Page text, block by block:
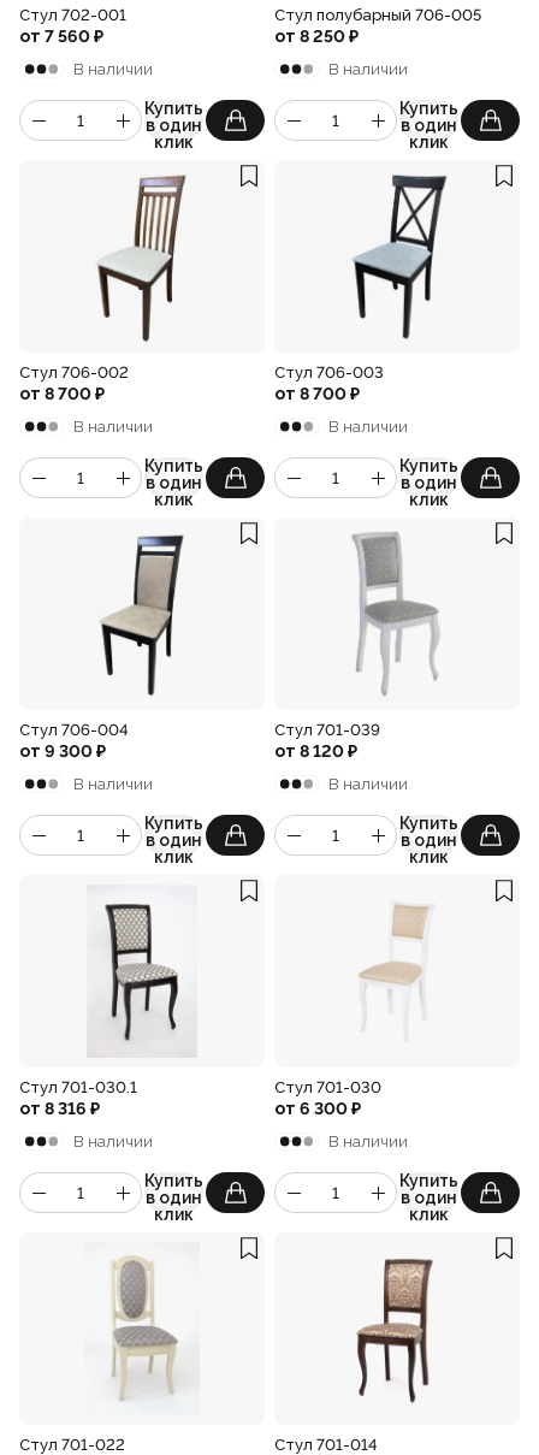
Стул 702-001
от 7 560₽
В наличии
Купить
в один
клик
Стул полубарный 706-005
от 8 250₽
В наличии
Купить
в один
клик
Стул 706-002
от 8 700₽
В наличии
Купить
в один
клик
Стул 706-003
от 8 700₽
В наличии
Купить
в один
клик
Стул 706-004
от 9 300₽
В наличии
Купить
в один
клик
Стул 701-039
от 8 120₽
В наличии
Купить
в один
клик
Стул 701-030.1
от 8 316 ₽
В наличии
Купить
в один
клик
Стул 701-030
от 6 300₽
В наличии
Купить
в один
клик
Стул 701-022 Стул 701-014